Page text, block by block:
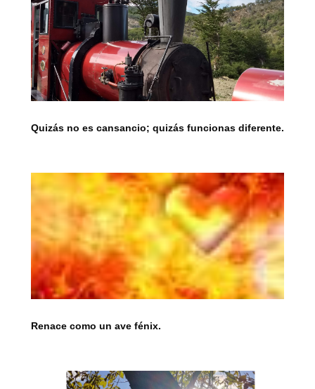
Quizás no es cansancio; quizás funcionas diferente.
Renace como un ave fénix.